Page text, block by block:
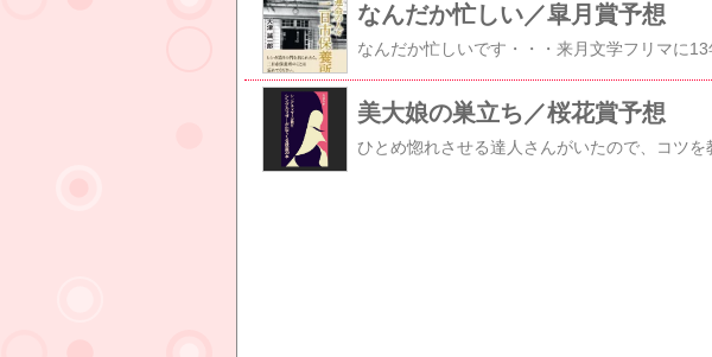
なんだか忙しい／皐月賞予想
美大娘の巣立ち／桜花賞予想